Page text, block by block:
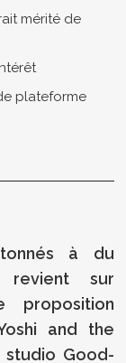
mérité de
plateforme
à du
revient sur
proposition
and the
studio Good-